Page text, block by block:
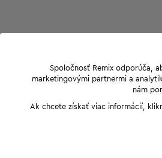
Spoločnosť Remix odporúča,
marketingovými partnermi a
nám
Ak chcete získať viac informácií,